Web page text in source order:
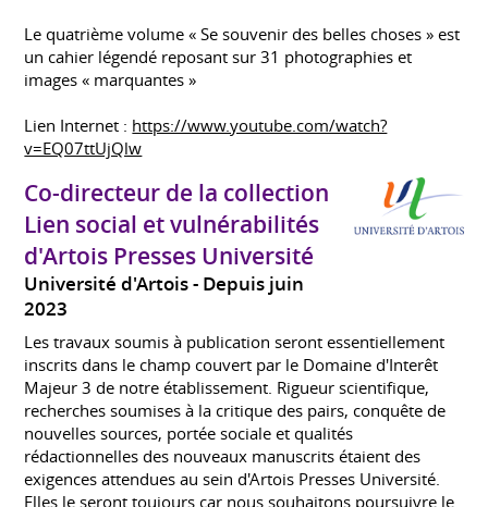
Le quatrième volume « Se souvenir des belles choses » est
un cahier légendé reposant sur 31 photographies et
images « marquantes »
Lien Internet : https://www.youtube.com/watch?
v=EQ07ttUjQlw
Co-directeur de la collection
Lien social et vulnérabilités
d'Artois Presses Université
Université d'Artois
Depuis juin
2023
Les travaux soumis à publication seront essentiellement
inscrits dans le champ couvert par le Domaine d'Interêt
Majeur 3 de notre établissement. Rigueur scientifique,
recherches soumises à la critique des pairs, conquête de
nouvelles sources, portée sociale et qualités
rédactionnelles des nouveaux manuscrits étaient des
exigences attendues au sein d'Artois Presses Université.
Elles le seront toujours car nous souhaitons poursuivre le